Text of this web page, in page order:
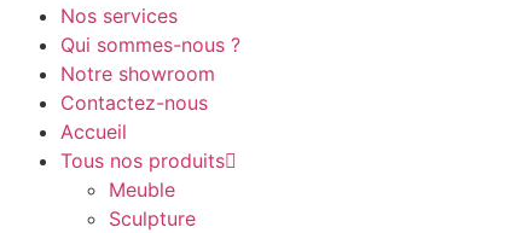
Nos services
Qui sommes-nous ?
Notre showroom
Contactez-nous
Accueil
Tous nos produits
Meuble
Sculpture